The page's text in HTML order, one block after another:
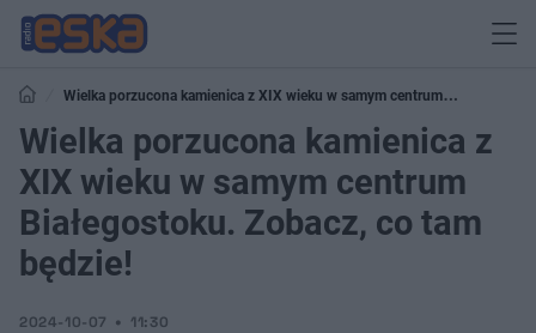
Wielka porzucona kamienica z XIX wieku w samym centrum
Białegostoku. Zobacz, co tam będzie!
Wielka porzucona kamienica z
XIX wieku w samym centrum
Białegostoku. Zobacz, co tam
będzie!
2024-10-07 11:30